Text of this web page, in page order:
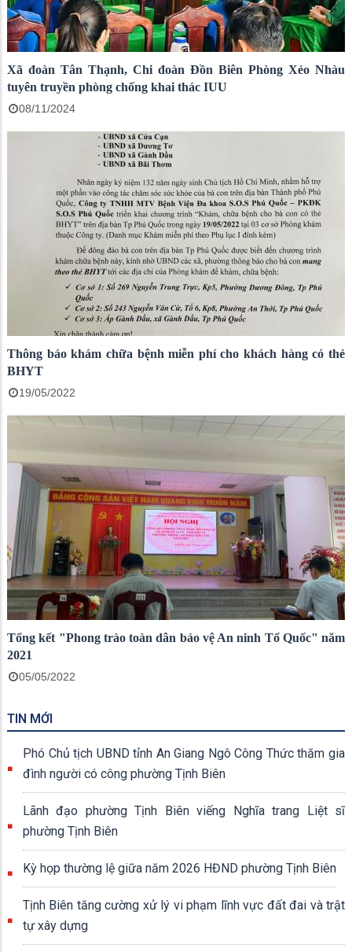
Xã đoàn Tân Thạnh, Chi đoàn Đồn Biên Phòng Xẻo Nhàu
tuyên truyền phòng chống khai thác IUU
08/11/2024
Thông báo khám chữa bệnh miễn phí cho khách hàng có thẻ
BHYT
19/05/2022
Tổng kết "Phong trào toàn dân bảo vệ An ninh Tổ Quốc" năm
2021
05/05/2022
TIN MỚI
Phó Chủ tịch UBND tỉnh An Giang Ngô Công Thức thăm gia
đình người có công phường Tịnh Biên
Lãnh đạo phường Tịnh Biên viếng Nghĩa trang Liệt sĩ
phường Tịnh Biên
Kỳ họp thường lệ giữa năm 2026 HĐND phường Tịnh Biên
Tịnh Biên tăng cường xử lý vi phạm lĩnh vực đất đai và trật
tự xây dựng